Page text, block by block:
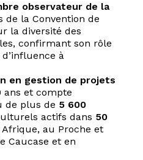
EN
observateur de la
de la Convention de
la diversité des
confirmant son rôle
à
en gestion de projets
ans et compte
de plus de 5 600
actifs dans 50
Afrique, au Proche et
Caucase et en